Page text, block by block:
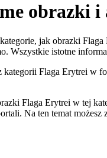
obrazki i
jak obrazki
Wszystkie istotne
kategorii Flaga Erytrei
Flaga Erytrei w tej
Na ten temat